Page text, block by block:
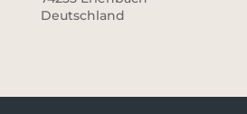
Deutschland